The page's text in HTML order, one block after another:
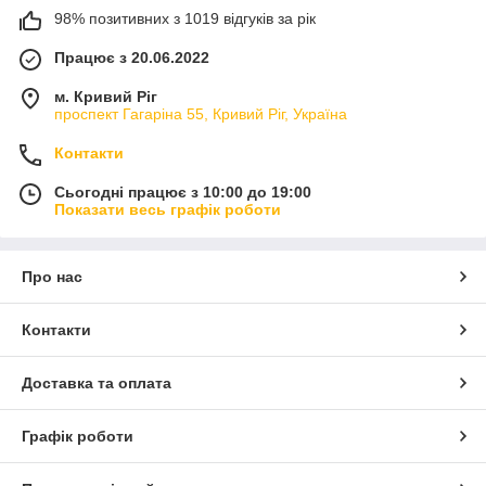
98% позитивних з 1019 відгуків за рік
Працює з 20.06.2022
м. Кривий Ріг
проспект Гагаріна 55, Кривий Ріг, Україна
Контакти
Сьогодні працює з 10:00 до 19:00
Показати весь графік роботи
Про нас
Контакти
Доставка та оплата
Графік роботи